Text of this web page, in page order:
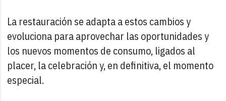
La restauración se adapta a estos cambios y
evoluciona para aprovechar las oportunidades y
los nuevos momentos de consumo, ligados al
placer, la celebración y, en definitiva, el momento
especial.